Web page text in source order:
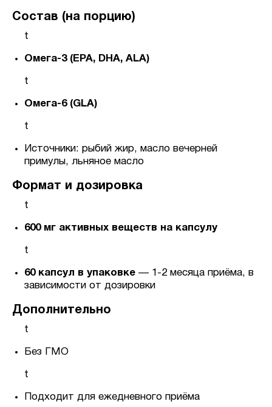
Состав (на порцию)
t
Омега-3 (EPA, DHA, ALA)
t
Омега-6 (GLA)
t
Источники: рыбий жир, масло вечерней
примулы, льняное масло
Формат и дозировка
t
600 мг активных веществ на капсулу
t
60 капсул в упаковке — 1-2 месяца приёма, в
зависимости от дозировки
Дополнительно
t
Без ГМО
t
Подходит для ежедневного приёма